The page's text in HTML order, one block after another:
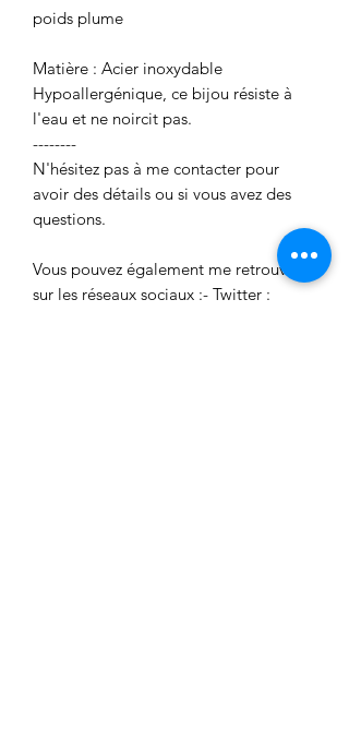
poids plume
Matière : Acier inoxydable
Hypoallergénique, ce bijou résiste à
l'eau et ne noircit pas.
--------
N'hésitez pas à me contacter pour
avoir des détails ou si vous avez des
questions.
Vous pouvez également me retrouver
sur les réseaux sociaux :- Twitter :